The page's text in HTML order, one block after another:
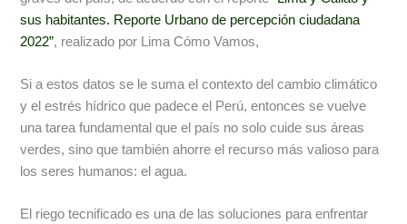
sus habitantes. Reporte Urbano de percepción ciudadana
2022”, realizado por Lima Cómo Vamos,
Si a estos datos se le suma el contexto del cambio climático
y el estrés hídrico que padece el Perú, entonces se vuelve
una tarea fundamental que el país no solo cuide sus áreas
verdes, sino que también ahorre el recurso más valioso para
los seres humanos: el agua.
El riego tecnificado es una de las soluciones para enfrentar